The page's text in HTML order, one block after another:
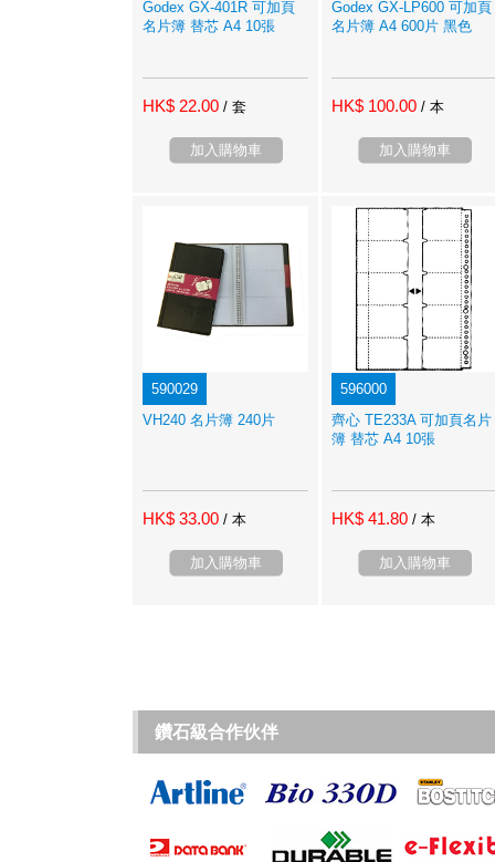
Godex GX-401R 可加頁
名片簿 替芯 A4 10張
HK$ 22.00 / 套
加入購物車
Godex GX-LP600 可加頁
名片簿 A4 600片 黑色
HK$ 100.00 / 本
加入購物車
590029
VH240 名片簿 240片
HK$ 33.00 / 本
加入購物車
596000
齊心 TE233A 可加頁名片
簿 替芯 A4 10張
HK$ 41.80 / 本
加入購物車
鑽石級合作伙伴